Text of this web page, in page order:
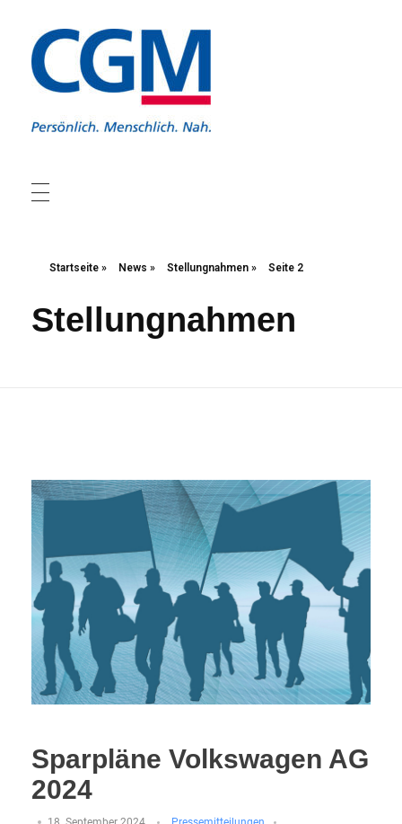
Startseite » News » Stellungnahmen » Seite 2
Stellungnahmen
Sparpläne Volkswagen AG
2024